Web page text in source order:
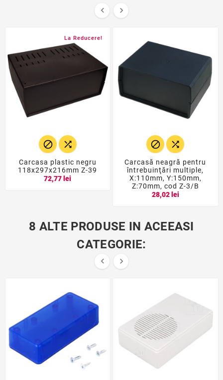
 
La Reducere!
 
Carcasa plastic negru
118x297x216mm Z-39
72,77 lei
 
Carcasă neagră pentru
întrebuinţări multiple,
X:110mm, Y:150mm,
Z:70mm, cod Z-3/B
28,02 lei
8 ALTE PRODUSE IN ACEEASI
CATEGORIE:
 